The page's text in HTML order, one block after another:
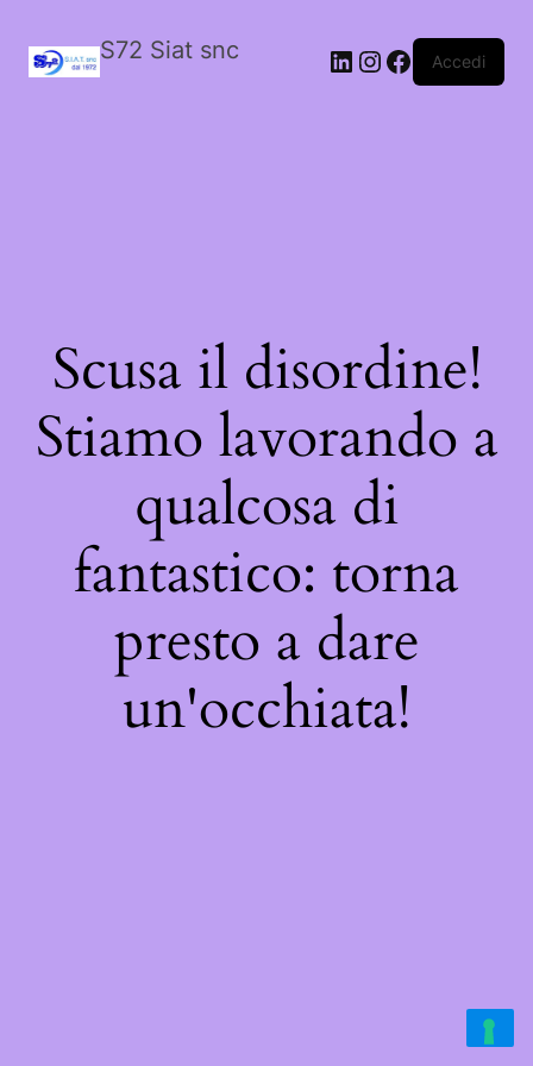
S72 Siat snc LinkedIn
Instagram
Facebook
Accedi
Scusa il disordine!
Stiamo lavorando a
qualcosa di
fantastico: torna
presto a dare
un'occhiata!